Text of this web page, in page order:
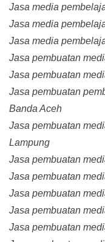
Jasa media
Jasa media
Jasa media
Jasa pembuatan
Jasa pembuatan
Jasa pembuatan
Banda Aceh
Jasa pembuatan
Lampung
Jasa pembuatan
Jasa pembuatan
Jasa pembuatan
Jasa pembuatan
Jasa pembuatan